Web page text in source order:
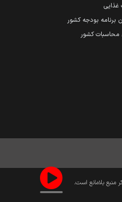
غذایی
برنامه بودجه کشور
محاسبات کشور
منبع بلامانع است.